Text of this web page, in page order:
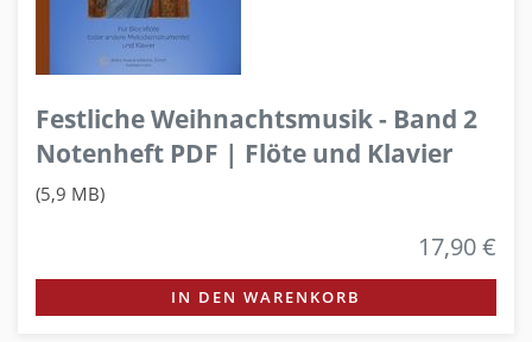
Festliche Weihnachtsmusik - Band 2
Notenheft PDF | Flöte und Klavier
(5,9 MB)
17,90 €
IN DEN WARENKORB